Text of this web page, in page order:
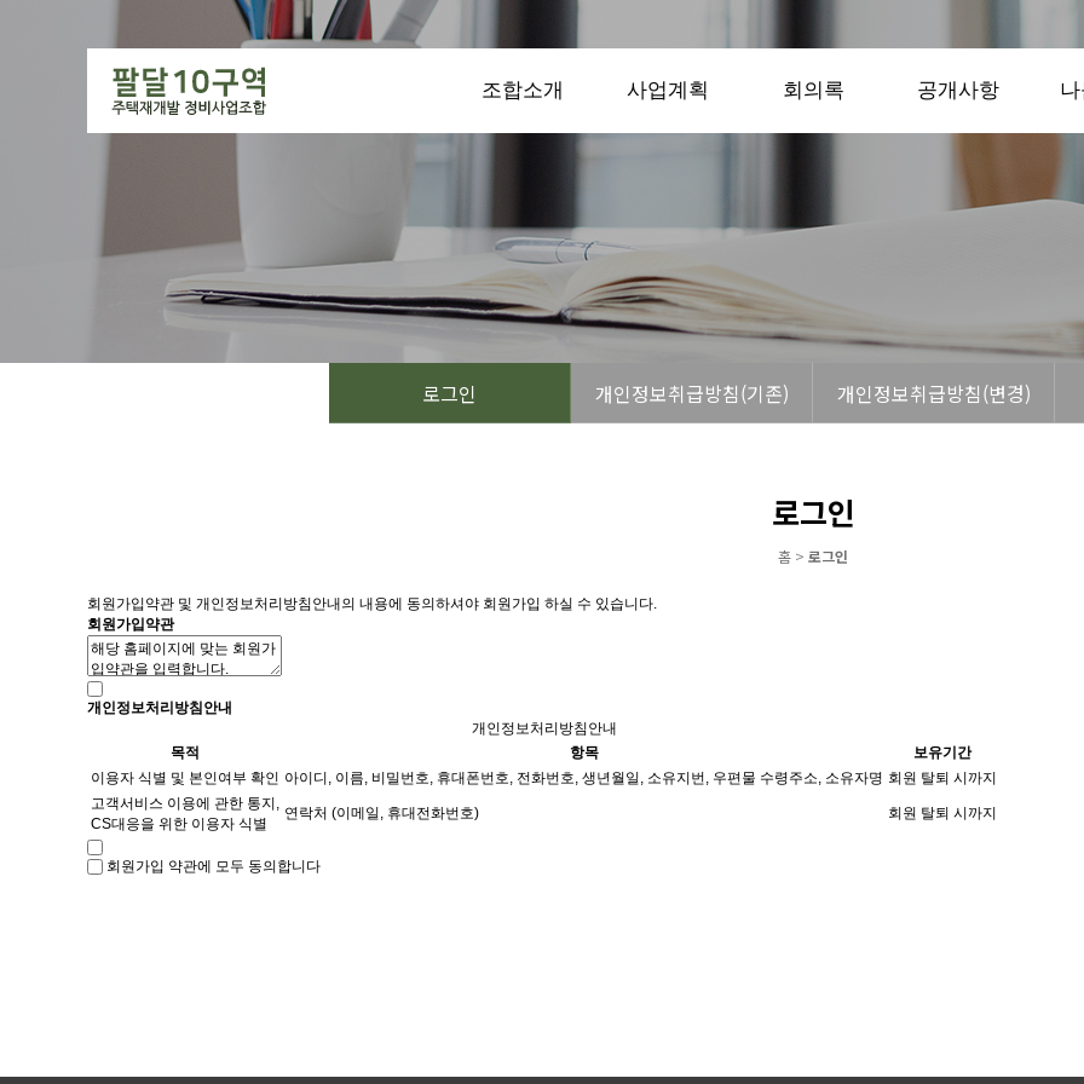
조합소개 사업계획 회의록 공개사항
로그인 개인정보취급방침(기존) 개인정보취급방침(변경)
로그인
홈 > 로그인
회원가입약관 및 개인정보처리방침안내의 내용에 동의하셔야 회원가입 하실 수 있습니다.
회원가입약관
개인정보처리방침안내
개인정보처리방침안내
목적
항목
보유기간
이용자 식별 및 본인여부 확인 아이디, 이름, 비밀번호, 휴대폰번호, 전화번호, 생년월일, 소유지번, 우편물 수령주소, 소유자명 회원 탈퇴 시까지
고객서비스 이용에 관한 통지,
CS대응을 위한 이용자 식별
연락처 (이메일, 휴대전화번호) 회원 탈퇴 시까지
회원가입 약관에 모두 동의합니다